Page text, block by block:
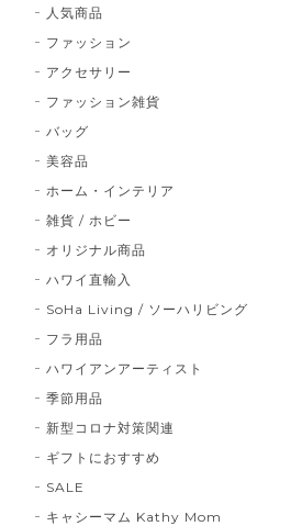
人気商品
ファッション
アクセサリー
ファッション雑貨
バッグ
美容品
ホーム・インテリア
雑貨 / ホビー
オリジナル商品
ハワイ直輸入
SoHa Living / ソーハリビング
フラ用品
ハワイアンアーティスト
季節用品
新型コロナ対策関連
ギフトにおすすめ
SALE
キャシーマム Kathy Mom